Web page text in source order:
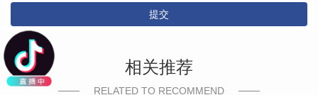
提交
相关推荐
RELATED TO RECOMMEND